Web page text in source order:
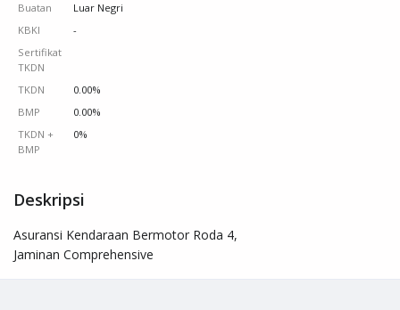
Buatan
Luar Negri
KBKI
-
Sertifikat
TKDN
TKDN
0.00%
BMP
0.00%
TKDN +
BMP
0%
Deskripsi
Asuransi Kendaraan Bermotor Roda 4,
Jaminan Comprehensive